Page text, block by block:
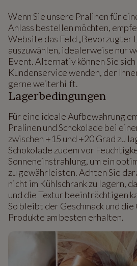
Wenn Sie unsere Pralinen für
Anlass bestellen möchten,
Website das Feld „Bevorzugter
auszuwählen, idealerweise nur
Event. Alternativ können Sie
Kundenservice wenden, der
gerne weiterhilft.
Lagerbedingungen
Für eine ideale Aufbewahrung
Pralinen und Schokolade bei
zwischen +15 und +20 Grad zu
Schokolade zudem vor
Sonneneinstrahlung, um ein
zu gewährleisten. Achten Sie
nicht im Kühlschrank zu lagern,
und die Textur beeinträchtigen
So bleibt der Geschmack und
Produkte am besten erhalten.